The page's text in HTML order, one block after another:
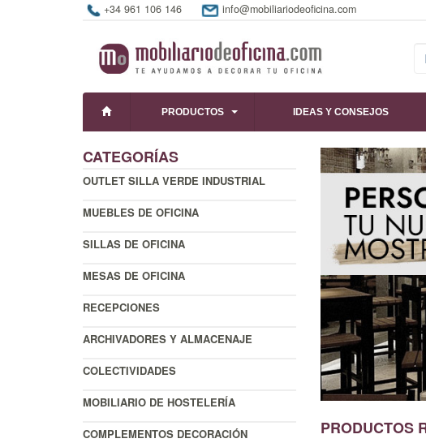
+34 961 106 146 info@mobiliariodeoficina.com
PRODUCTOS IDEAS Y CONSEJOS
CATEGORÍAS
OUTLET SILLA VERDE INDUSTRIAL
MUEBLES DE OFICINA
SILLAS DE OFICINA
MESAS DE OFICINA
RECEPCIONES
ARCHIVADORES Y ALMACENAJE
COLECTIVIDADES
MOBILIARIO DE HOSTELERÍA
COMPLEMENTOS DECORACIÓN PRODUCTOS